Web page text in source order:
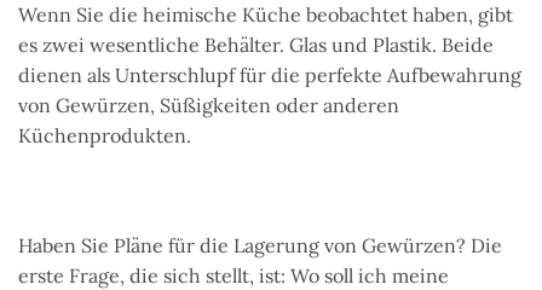
Wenn Sie die heimische Küche beobachtet haben, gibt
es zwei wesentliche Behälter. Glas und Plastik. Beide
dienen als Unterschlupf für die perfekte Aufbewahrung
von Gewürzen, Süßigkeiten oder anderen
Küchenprodukten.
Haben Sie Pläne für die Lagerung von Gewürzen? Die
erste Frage, die sich stellt, ist: Wo soll ich meine